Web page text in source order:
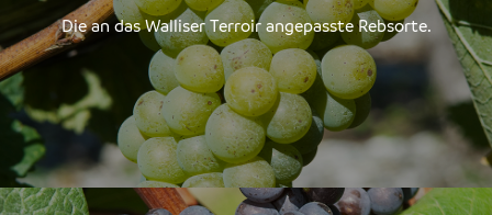
Die an das Walliser Terroir angepasste Rebsorte.